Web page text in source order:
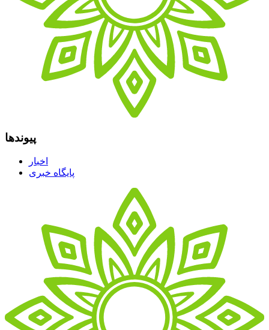
پیوندها
اخبار
پایگاه خبری